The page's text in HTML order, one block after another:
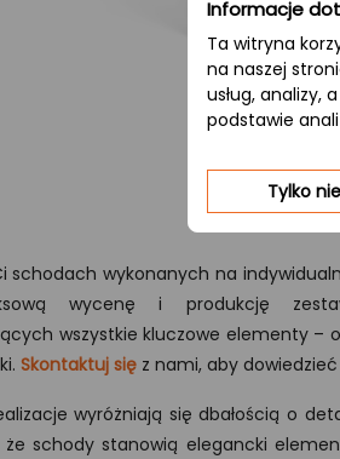
schodach wykonanych na
wycenę i produkcję
wszystkie kluczowe elementy –
Skontaktuj się z nami, aby
wyróżniają się dbałością o
że schody stanowią elegancki
Informacje
Ta witryna
na naszej
usług, analizy,
podstawie
Tylko